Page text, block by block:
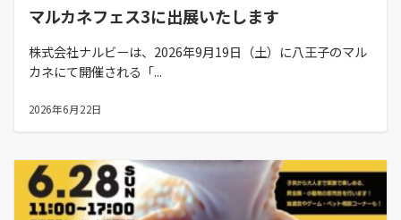
マルカネフェス3に出展いたします
株式会社ナルビーは、2026年9月19日（土）に八王子のマル
カネにて開催される「...
2026年6月22日